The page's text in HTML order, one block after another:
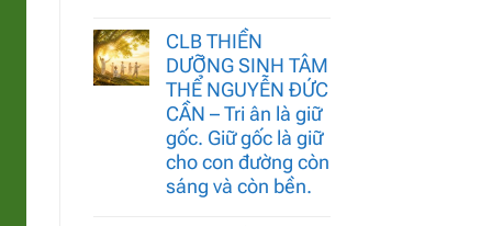
CLB THIỀN
DƯỠNG SINH TÂM
THỂ NGUYỄN ĐỨC
CẦN – Tri ân là giữ
gốc. Giữ gốc là giữ
cho con đường còn
sáng và còn bền.